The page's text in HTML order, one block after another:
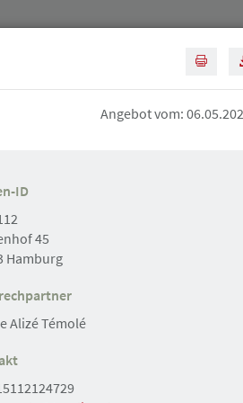
Diese
Angebot vom:
ID
45
Hamburg
Alizé Témolé